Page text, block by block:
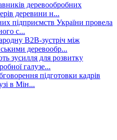
деревообробних
деревини н...
підприємств України провела
с...
B2B-зустріч між
деревообр...
зусилля для розвитку
галузе...
підготовки кадрів
в Мін...